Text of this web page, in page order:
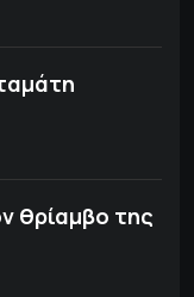
θρίαμβο της